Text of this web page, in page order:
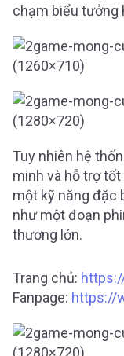
chạm biểu tưởng
Tuy nhiên hệ
minh và hỗ trợ
một kỹ năng đặc
như một đoạn
thương lớn.
Trang chủ:
Fanpage: https://